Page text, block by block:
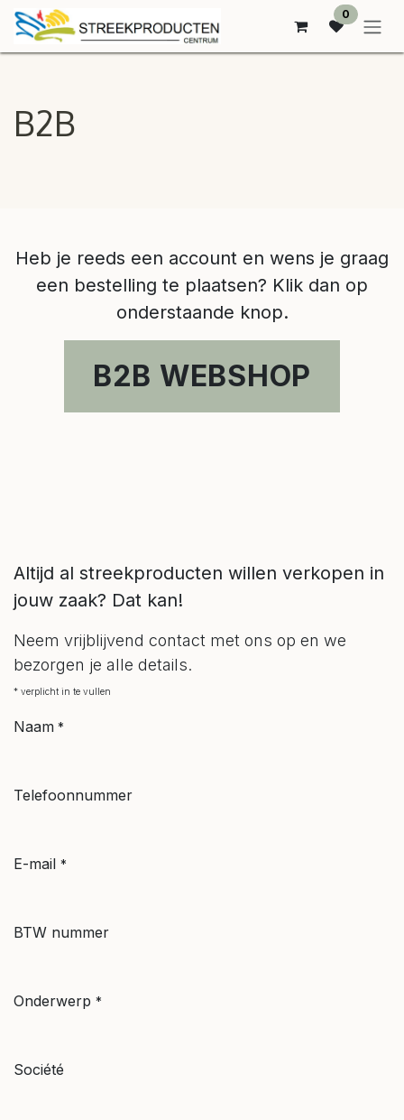
SE RENDRE AU CONTENU
0
B2B
​Heb je reeds een account en wens je graag
een bestelling te plaatsen? Klik dan op
onderstaande knop.
B2B WEBSHOP
Altijd al streekproducten willen verkopen in
jouw zaak? Dat kan!
Neem vrijblijvend contact met ons op en we
bezorgen je alle details.
* verplicht in te vullen
Naam *
Telefoonnummer
E-mail *
BTW nummer
Onderwerp *
Société